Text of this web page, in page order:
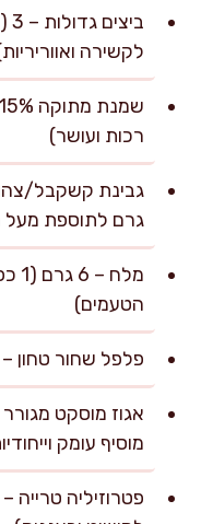
לקשירה
רכות ועושר)
גרם לתוספת
הטעמים)
פלפל שחור טחון – 1 גרם (1/3 כפית)
אגוז מוסקט
מוסיף עומק